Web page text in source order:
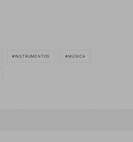
INSTRUMENTOS MÚSICA